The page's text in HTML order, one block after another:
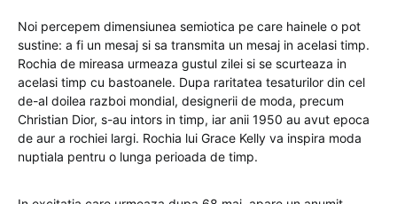
Noi percepem dimensiunea semiotica pe care hainele o pot
sustine: a fi un mesaj si sa transmita un mesaj in acelasi timp.
Rochia de mireasa urmeaza gustul zilei si se scurteaza in
acelasi timp cu bastoanele. Dupa raritatea tesaturilor din cel
de-al doilea razboi mondial, designerii de moda, precum
Christian Dior, s-au intors in timp, iar anii 1950 au avut epoca
de aur a rochiei largi. Rochia lui Grace Kelly va inspira moda
nuptiala pentru o lunga perioada de timp.